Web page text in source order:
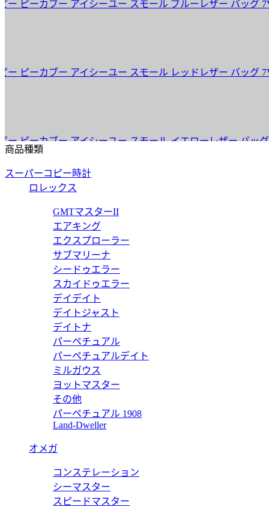
ーカブー アイシーユー スモール ブルーレザー バッグ
ーカブー アイシーユー スモール レッドレザー バッグ
ーカブー アイシーユー スモール イエローレザー バッグ
ーカブー アイシーユー ミディアム イエローレザー バッグ
ョッパー FFジャカードファブリック バッグ
ンショルダー トラベルバックパック FFジャカードファブリ
ンショルダー トラベルバックパック イエローレザー バック
ンショルダー バックパック FFジャカードファブリック バ
商品種類
スーパーコピー時計
ロレックス
GMTマスターII
エアキング
エクスプローラー
サブマリーナ
シードゥエラー
スカイドゥエラー
デイデイト
デイトジャスト
デイトナ
パーペチュアル
パーペチュアルデイト
ミルガウス
ヨットマスター
その他
パーペチュアル 1908
Land-Dweller
オメガ
コンステレーション
シーマスター
スピードマスター